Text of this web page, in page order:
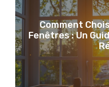
Comment
Fenêtres : Un